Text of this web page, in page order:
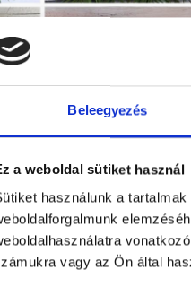
Beleegyezés
a weboldal sütiket használ
használunk a
vagy az Ön által